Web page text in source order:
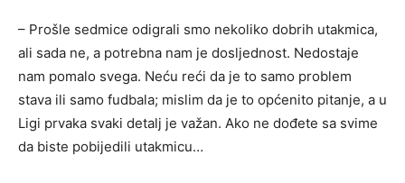
– Prošle sedmice odigrali smo nekoliko dobrih utakmica,
ali sada ne, a potrebna nam je dosljednost. Nedostaje
nam pomalo svega. Neću reći da je to samo problem
stava ili samo fudbala; mislim da je to općenito pitanje, a u
Ligi prvaka svaki detalj je važan. Ako ne dođete sa svime
da biste pobijedili utakmicu…